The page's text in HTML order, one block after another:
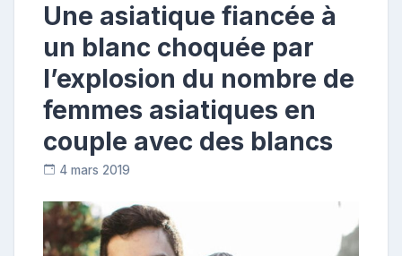
Une asiatique fiancée à
un blanc choquée par
l’explosion du nombre de
femmes asiatiques en
couple avec des blancs
4 mars 2019
o
n